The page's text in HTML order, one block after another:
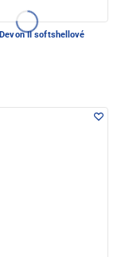
Devon II softshellové